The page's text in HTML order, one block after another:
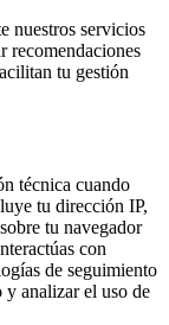
nuestros servicios
recomendaciones
tu gestión
técnica cuando
tu dirección IP,
tu navegador
con
de seguimiento
y analizar el uso de